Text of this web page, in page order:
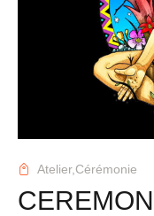
Atelier,Cérémonie